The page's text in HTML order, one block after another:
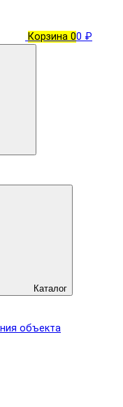
Корзина 00 ₽
Каталог
объекта